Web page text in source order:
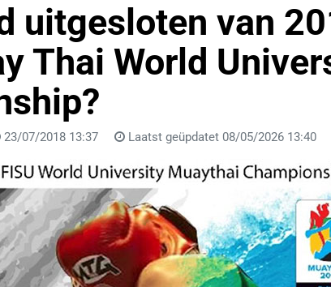
uitgesloten van
Thai World
23/07/2018 13:37 Laatst geüpdatet 08/05/2026 13:40